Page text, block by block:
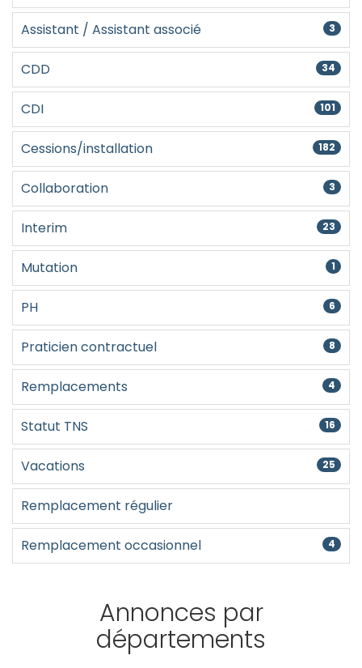
Assistant / Assistant associé 3
CDD 34
CDI 101
Cessions/installation 182
Collaboration 3
Interim 23
Mutation 1
PH 6
Praticien contractuel 8
Remplacements 4
Statut TNS 16
Vacations 25
Remplacement régulier
Remplacement occasionnel 4
Annonces par
départements